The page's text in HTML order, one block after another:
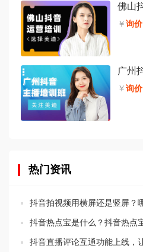
佛山
￥询价
广州
￥询价
热门资讯
抖音拍视频用横屏还是竖屏？
抖音热点宝是什么？抖音热点
抖音直播评论互通功能上线，